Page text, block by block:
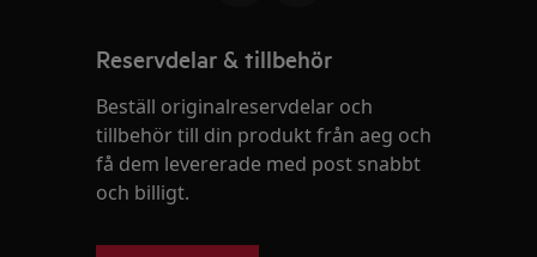
Reservdelar & tillbehör
Beställ originalreservdelar och
tillbehör till din produkt från aeg och
få dem levererade med post snabbt
och billigt.